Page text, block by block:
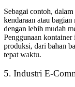
Sebagai contoh,
kendaraan atau
dengan lebih mudah
Penggunaan
produksi, dari bahan
tepat waktu.
5. Industri E-